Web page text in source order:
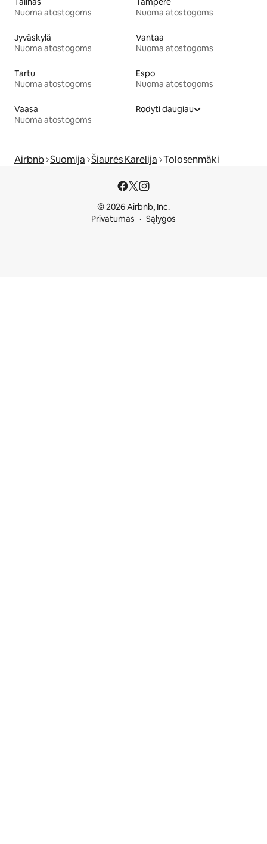
Nuoma atostogoms
Nuoma atostogoms
Jyväskylä
Nuoma atostogoms
Vantaa
Nuoma atostogoms
Tartu
Nuoma atostogoms
Espo
Nuoma atostogoms
Vaasa
Nuoma atostogoms
Rodyti daugiau
Airbnb Suomija Šiaurės Karelija Tolosenmäki
© 2026 Airbnb, Inc.
Privatumas
Sąlygos